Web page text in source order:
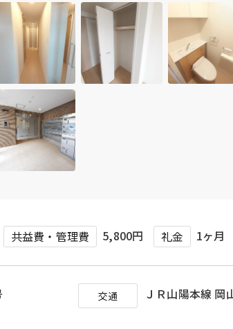
共益費・管理費 5,800円 礼金 1ヶ月
交通 ＪＲ山陽本線 岡